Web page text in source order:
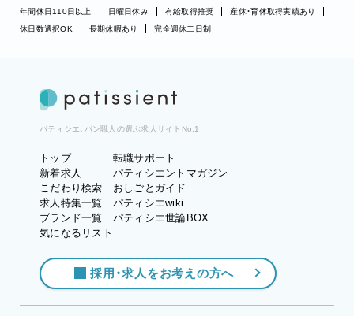
年間休日110日以上
日曜日休み 有給取得推奨
産休・育休取得実績あり
休日数選択OK
長期休暇あり 完全週休二日制
パティシエ、パン職人の選ぶ求人サイトNo.1
トップ
新着求人
こだわり検索
求人特集一覧
ブランド一覧
気になるリスト
転職サポート
パティシエントマガジン
おしごとガイド
パティシエwiki
パティシエ世論BOX
採用・求人をお考えの方へ